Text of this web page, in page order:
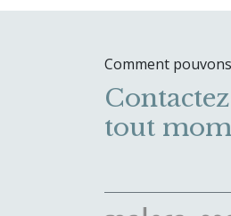
Comment
tout